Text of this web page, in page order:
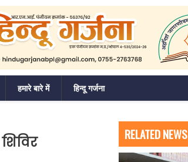
हमारे बारे में हिन्दू गर्जना
RELATED NEWS